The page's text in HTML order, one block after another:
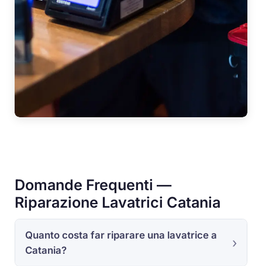
Domande Frequenti —
Riparazione Lavatrici Catania
Quanto costa far riparare una lavatrice a
Catania?